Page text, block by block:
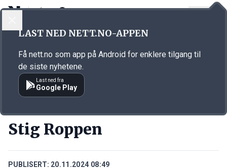
Annonsørinnhold
Stig Roppen
PUBLISERT: 20.11.2024 08:49
LAST NED NETT.NO-APPEN
Få nett.no som app på Android for enklere tilgang til
de siste nyhetene.
Last ned fra
Google Play